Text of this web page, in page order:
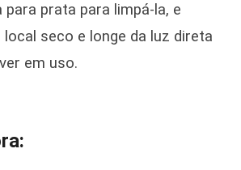
prata para limpá-la, e
local seco e longe da luz direta
em uso.